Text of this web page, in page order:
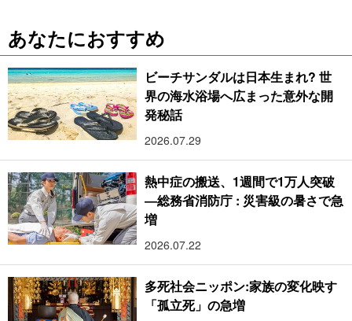
あなたにおすすめ
ビーチサンダルは日本生まれ? 世
界の海水浴場へ広まった意外な開
発秘話
2026.07.29
熱中症の搬送、1週間で1万人突破
―総務省消防庁 : 災害級の暑さで急
増
2026.07.22
多死社会ニッポン:家族の変化映す
「孤立死」の急増